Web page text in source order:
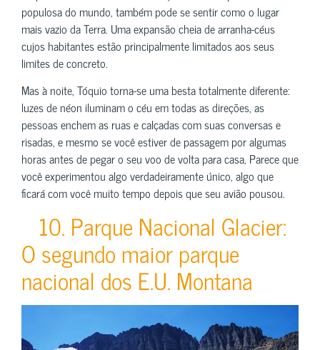
populosa do mundo, também pode se sentir como o lugar
mais vazio da Terra. Uma expansão cheia de arranha-céus
cujos habitantes estão principalmente limitados aos seus
limites de concreto.
Mas à noite, Tóquio torna-se uma besta totalmente diferente:
luzes de néon iluminam o céu em todas as direções, as
pessoas enchem as ruas e calçadas com suas conversas e
risadas, e mesmo se você estiver de passagem por algumas
horas antes de pegar o seu voo de volta para casa, Parece que
você experimentou algo verdadeiramente único, algo que
ficará com você muito tempo depois que seu avião pousou.
10. Parque Nacional Glacier:
O segundo maior parque
nacional dos E.U. Montana